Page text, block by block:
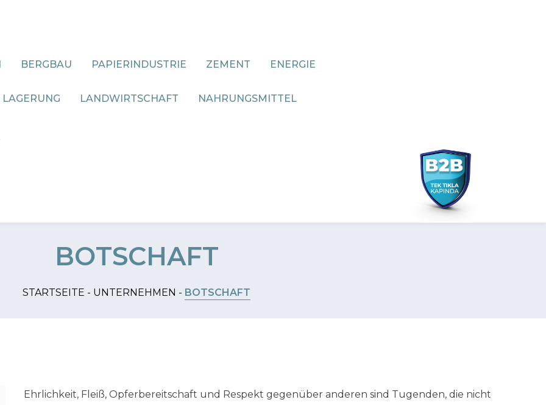
BERGBAU PAPIERINDUSTRIE ZEMENT ENERGIE
LANDWIRTSCHAFT NAHRUNGSMITTEL
BOTSCHAFT
STARTSEITE - UNTERNEHMEN - BOTSCHAFT
Ehrlichkeit, Fleiß, Opferbereitschaft und Respekt gegenüber anderen sind Tugenden, die nicht